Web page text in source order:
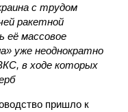
с трудом
ракетной
её массовое
уже неоднократно
в ходе которых
пришло к